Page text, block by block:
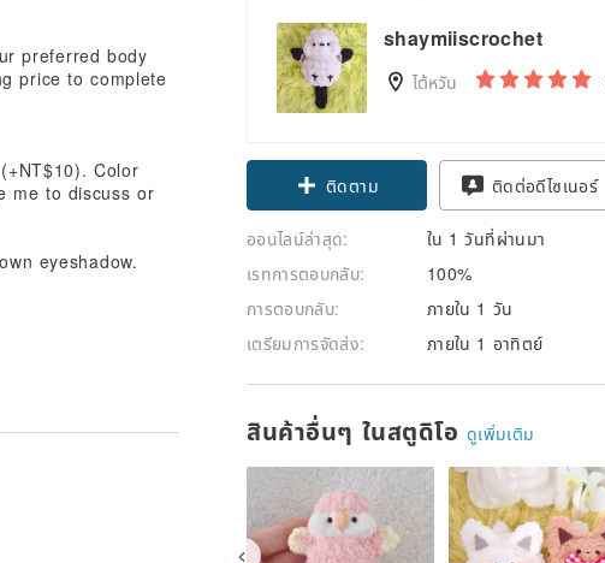
shaymiiscrochet
ไต้หวัน
Claim coupon
ติดตาม
ติดต่อดีไซเนอร์
ออนไลน์ล่าสุด:
ใน 1 วันที่ผ่านมา
เรทการตอบกลับ:
100%
การตอบกลับ:
ภายใน 1 วัน
เตรียมการจัดส่ง:
ภายใน 1 อาทิตย์
สินค้าอื่นๆ ในสตูดิโอ ดูเพิ่มเติม
preferred body
price to complete
Color
me to discuss or
eyeshadow.